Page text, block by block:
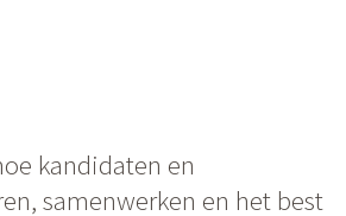
kandidaten en
samenwerken en het best